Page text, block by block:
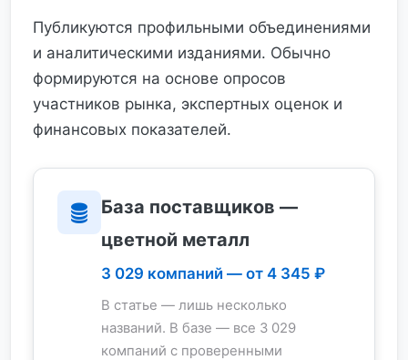
Публикуются профильными объединениями
и аналитическими изданиями. Обычно
формируются на основе опросов
участников рынка, экспертных оценок и
финансовых показателей.
База поставщиков —
цветной металл
3 029 компаний — от 4 345 ₽
В статье — лишь несколько
названий. В базе — все 3 029
компаний с проверенными